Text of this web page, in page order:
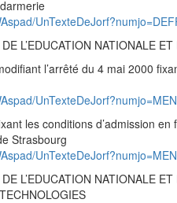
L’EDUCATION NATIONALE
l’arrêté du 4 mai 2000
les conditions d’admission en
Strasbourg
L’EDUCATION NATIONALE